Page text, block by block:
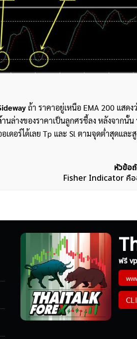
ถ้า ราคาอยู่เหนือ EMA 200 แสดง
านล่างของราคาเป็นลูกศรชี้ลง หลังจากนั้น
ดอร์ได้เลย Tp และ Sl ตามจุดต่ำสุดและ
หัวข้อ
Fisher Indicator คือ
ฟรี